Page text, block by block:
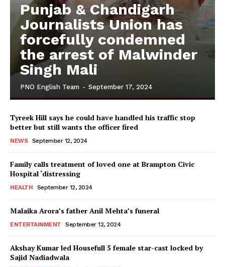
Punjab & Chandigarh
Journalists Union has
forcefully condemned
the arrest of Malwinder
Singh Mali
PNO English Team - September 17, 2024
Tyreek Hill says he could have handled his traffic stop
better but still wants the officer fired
NEWS September 12, 2024
Family calls treatment of loved one at Brampton Civic
Hospital ‘distressing
HEALTH September 12, 2024
Malaika Arora’s father Anil Mehta’s funeral
ENTERTAINMENT September 12, 2024
Akshay Kumar led Housefull 5 female star-cast locked by
Sajid Nadiadwala